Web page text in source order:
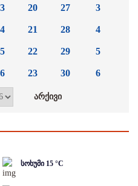
20
21
22
23
27
28
29
30
3
4
5
6
სოხუმი 15 °C